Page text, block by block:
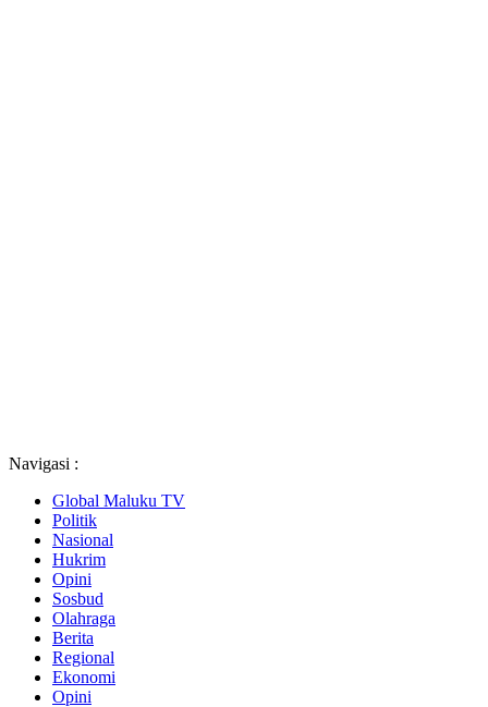
Navigasi :
Global Maluku TV
Politik
Nasional
Hukrim
Opini
Sosbud
Olahraga
Berita
Regional
Ekonomi
Opini